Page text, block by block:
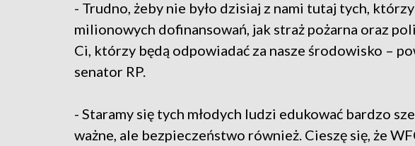
- Trudno, żeby nie było dzisiaj z nami tutaj tych,
milionowych dofinansowań, jak straż pożarna oraz
Ci, którzy będą odpowiadać za nasze środowisko –
senator RP.
- Staramy się tych młodych ludzi edukować bardzo
ważne, ale bezpieczeństwo również. Cieszę się, że